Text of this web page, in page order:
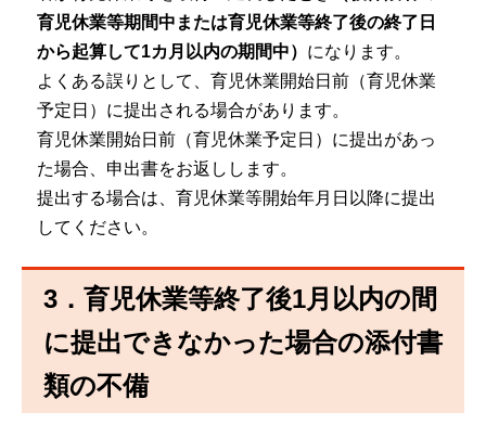
育児休業等期間中または育児休業等終了後の終了日
から起算して1カ月以内の期間中） になります。
よくある誤りとして、育児休業開始日前（育児休業
予定日）に提出される場合があります。
育児休業開始日前（育児休業予定日）に提出があっ
た場合、申出書をお返しします。
提出する場合は、育児休業等開始年月日以降に提出
してください。
3．育児休業等終了後1月以内の間
に提出できなかった場合の添付書
類の不備